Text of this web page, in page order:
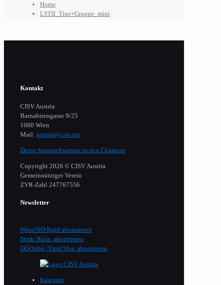
Home
LSTII_Tine+Gruppe_mini
Kontakt
CISV Austria
Barnabitengasse 9/25
1060 Wien
Mail: austria@cisv.org
Deine Ansprechpartner in den Chaptern
Copyright 2026 © CISV Austria
Gemeinnütziger Verein
​ZVR-Zahl 247767556
Newsletter
Wien/NÖ/Bgld abonnieren
Stmk./Kntn. abonnieren
OÖ/Szbg./Tirol/Vbg. abonnieren
Kalender